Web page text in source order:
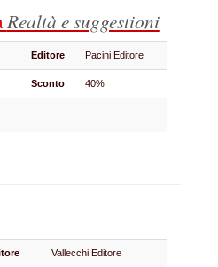
Realtà e suggestioni
Editore Pacini Editore
Sconto 40%
Vallecchi Editore